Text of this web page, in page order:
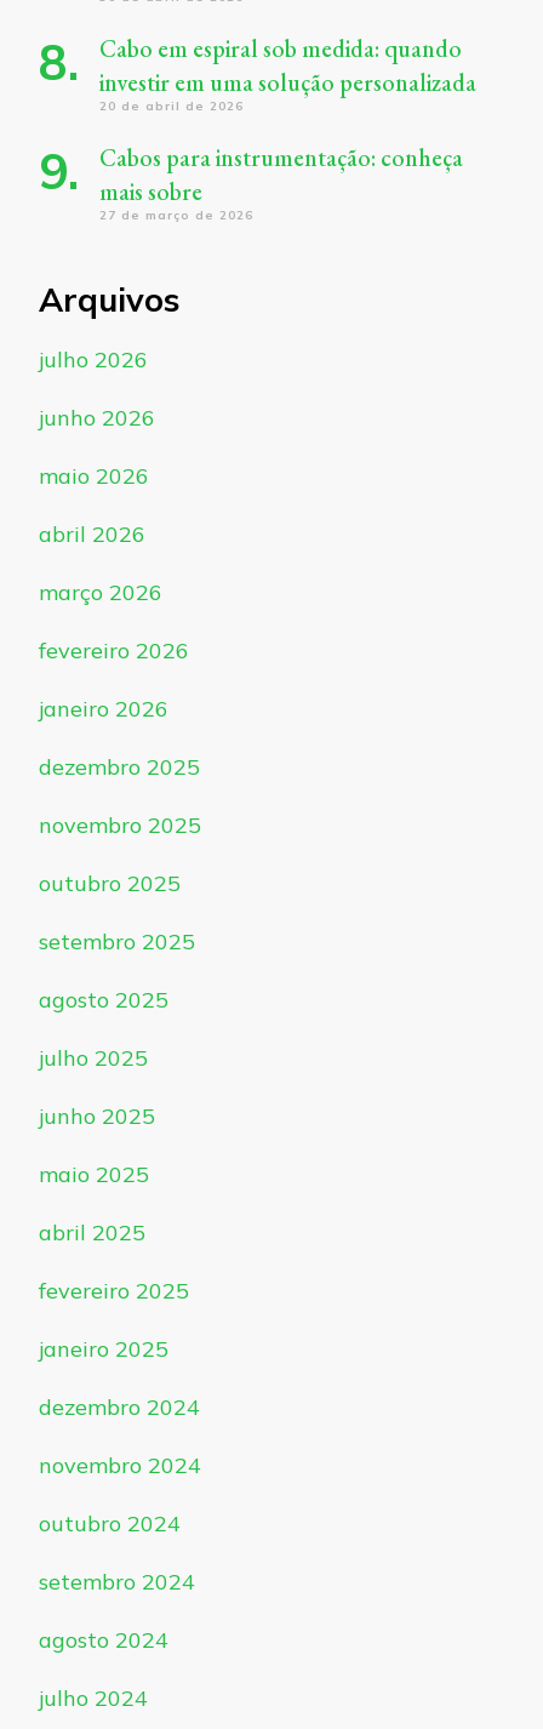
Cabo em espiral sob medida: quando
investir em uma solução personalizada
20 de abril de 2026
Cabos para instrumentação: conheça
mais sobre
27 de março de 2026
Arquivos
julho 2026
junho 2026
maio 2026
abril 2026
março 2026
fevereiro 2026
janeiro 2026
dezembro 2025
novembro 2025
outubro 2025
setembro 2025
agosto 2025
julho 2025
junho 2025
maio 2025
abril 2025
fevereiro 2025
janeiro 2025
dezembro 2024
novembro 2024
outubro 2024
setembro 2024
agosto 2024
julho 2024